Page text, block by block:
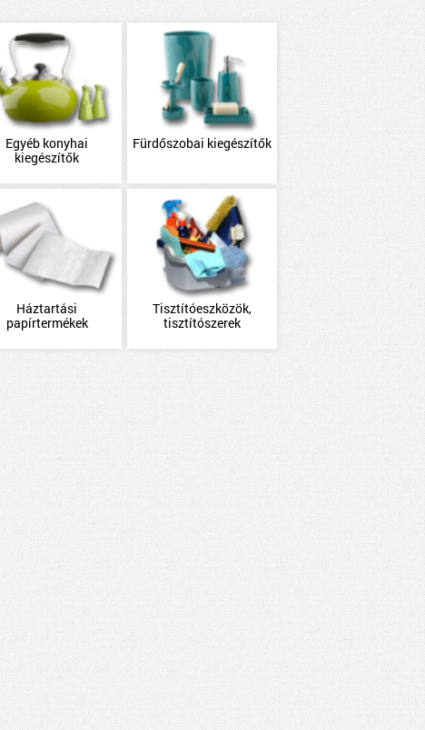
Egyéb konyhai
kiegészítők
Fürdőszobai kiegészítők
Háztartási
papírtermékek
Tisztítóeszközök,
tisztítószerek